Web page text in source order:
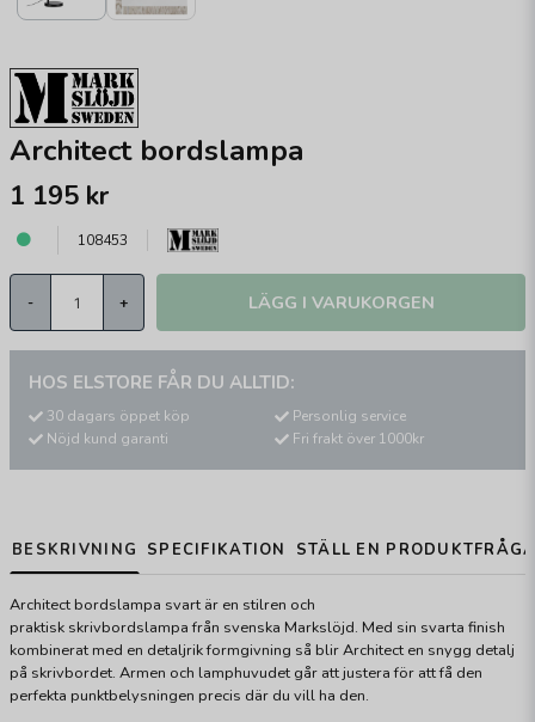
Architect bordslampa
1 195 kr
108453
- + LÄGG I VARUKORGEN
HOS ELSTORE FÅR DU ALLTID:
30 dagars öppet köp
Nöjd kund garanti
Personlig service
Fri frakt över 1000kr
BESKRIVNING SPECIFIKATION STÄLL EN
Architect bordslampa svart är en stilren och
praktisk skrivbordslampa från svenska Markslöjd. Med sin svarta finish
kombinerat med en detaljrik formgivning så blir Architect en snygg detalj
på skrivbordet. Armen och lamphuvudet går att justera för att få den
perfekta punktbelysningen precis där du vill ha den.